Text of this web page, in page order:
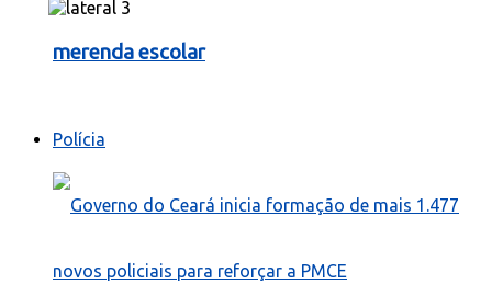
merenda escolar
Polícia